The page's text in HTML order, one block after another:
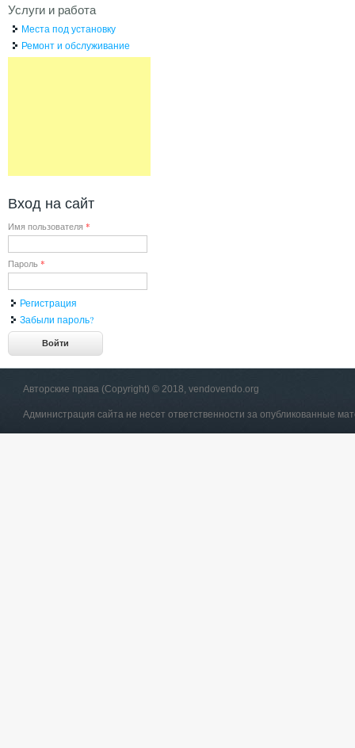
Услуги и работа
Места под установку
Ремонт и обслуживание
Вход на сайт
Имя пользователя *
Пароль *
Регистрация
Забыли пароль?
Авторские права (Copyright) © 2018, vendovendo.org
Администрация сайта не несет ответственности за опубликованные